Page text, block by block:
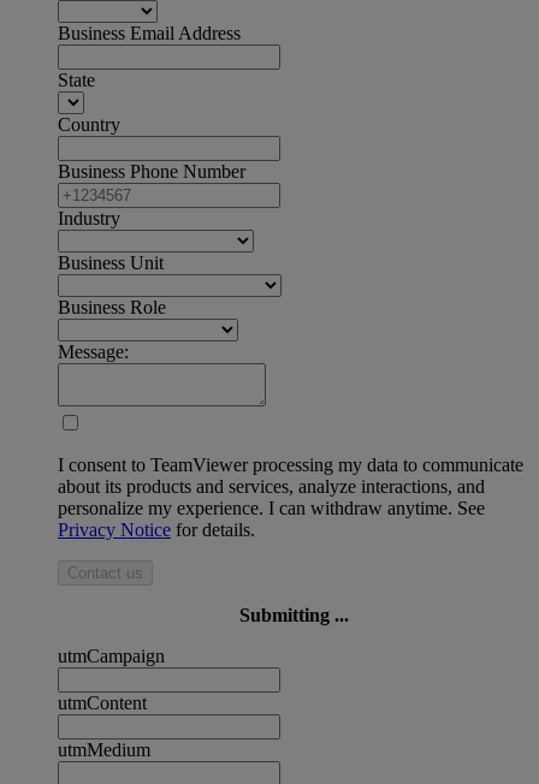
Business Email Address
State
Country
Business Phone Number
Industry
Business Unit
Business Role
Message:
I consent to TeamViewer processing my data to communicate
about its products and services, analyze interactions, and
personalize my experience. I can withdraw anytime. See
Privacy Notice for details.
Contact us
Submitting ...
utmCampaign
utmContent
utmMedium